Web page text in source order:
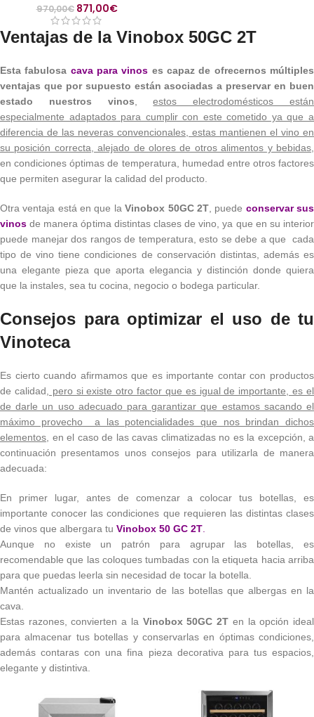
970,00€ 871,00€
Ventajas de la Vinobox 50GC 2T
Esta fabulosa cava para vinos es capaz de ofrecernos múltiples
ventajas que por supuesto están asociadas a preservar en buen
estado nuestros vinos ,estos electrodomésticos están
especialmente adaptados para cumplir con este cometido ya que a
diferencia de las neveras convencionales, estas mantienen el vino en
su posición correcta, alejado de olores de otros alimentos y bebidas,
en condiciones óptimas de temperatura, humedad entre otros factores
que permiten asegurar la calidad del producto.
Otra ventaja está en que laVinobox 50GC 2T, puede conservar sus
vinos de manera óptima distintas clases de vino, ya que en su interior
puede manejar dos rangos de temperatura, esto se debe a que cada
tipo de vino tiene condiciones de conservación distintas, además es
una elegante pieza que aporta elegancia y distinción donde quiera
que la instales, sea tu cocina, negocio o bodega particular.
Consejos para optimizar el uso de tu
Vinoteca
Es cierto cuando afirmamos que es importante contar con productos
de calidad , pero si existe otro factor que es igual de importante, es el
de darle un uso adecuado para garantizar que estamos sacando el
máximo provecho a las potencialidades que nos brindan dichos
elementos , en el caso de las cavas climatizadas no es la excepción, a
continuación presentamos unos consejos para utilizarla de manera
adecuada:
En primer lugar, antes de comenzar a colocar tus botellas, es
importante conocer las condiciones que requieren las distintas clases
de vinos que albergara tu Vinobox 50 GC 2T
Aunque no existe un patrón para agrupar las botellas, es
recomendable que las coloques tumbadas con la etiqueta hacia arriba
para que puedas leerla sin necesidad de tocar la botella.
Mantén actualizado un inventario de las botellas que albergas en la
cava.
Estas razones, convierten a la Vinobox 50GC 2T en la opción ideal
para almacenar tus botellas y conservarlas en óptimas condiciones,
además contaras con una fina pieza decorativa para tus espacios,
elegante y distintiva.